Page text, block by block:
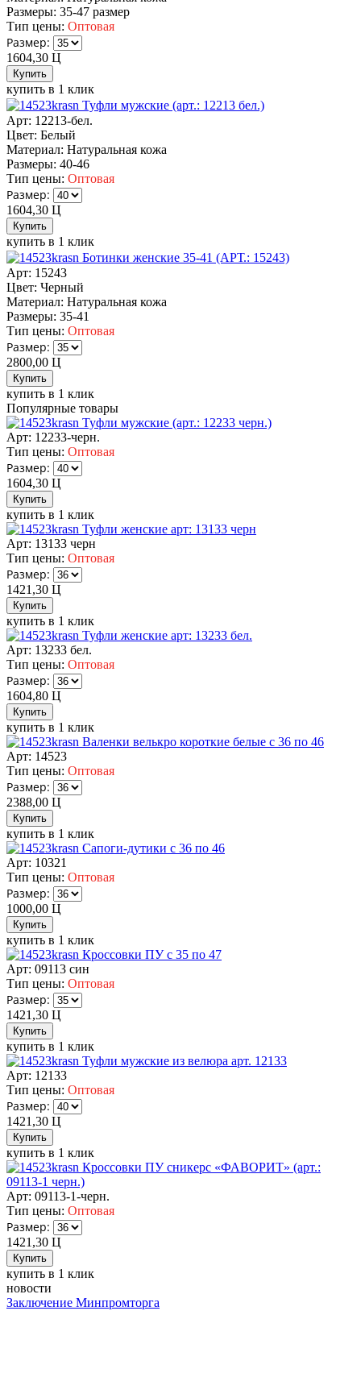
Размеры: 35-47 размер
Тип цены: Оптовая
Размер:
1604,30 Ц
купить в 1 клик
Туфли мужские (арт.: 12213 бел.)
Арт: 12213-бел.
Цвет: Белый
Материал: Натуральная кожа
Размеры: 40-46
Тип цены: Оптовая
Размер:
1604,30 Ц
купить в 1 клик
Ботинки женские 35-41 (АРТ.: 15243)
Арт: 15243
Цвет: Черный
Материал: Натуральная кожа
Размеры: 35-41
Тип цены: Оптовая
Размер:
2800,00 Ц
купить в 1 клик
Популярные товары
Туфли мужские (арт.: 12233 черн.)
Арт: 12233-черн.
Тип цены: Оптовая
Размер:
1604,30 Ц
купить в 1 клик
Туфли женские арт: 13133 черн
Арт: 13133 черн
Тип цены: Оптовая
Размер:
1421,30 Ц
купить в 1 клик
Туфли женские арт: 13233 бел.
Арт: 13233 бел.
Тип цены: Оптовая
Размер:
1604,80 Ц
купить в 1 клик
Валенки велькро короткие белые с 36 по 46
Арт: 14523
Тип цены: Оптовая
Размер:
2388,00 Ц
купить в 1 клик
Сапоги-дутики с 36 по 46
Арт: 10321
Тип цены: Оптовая
Размер:
1000,00 Ц
купить в 1 клик
Кроссовки ПУ с 35 по 47
Арт: 09113 син
Тип цены: Оптовая
Размер:
1421,30 Ц
купить в 1 клик
Туфли мужские из велюра арт. 12133
Арт: 12133
Тип цены: Оптовая
Размер:
1421,30 Ц
купить в 1 клик
Кроссовки ПУ сникерс «ФАВОРИТ» (арт.:
09113-1 черн.)
Арт: 09113-1-черн.
Тип цены: Оптовая
Размер:
1421,30 Ц
купить в 1 клик
новости
Заключение Минпромторга